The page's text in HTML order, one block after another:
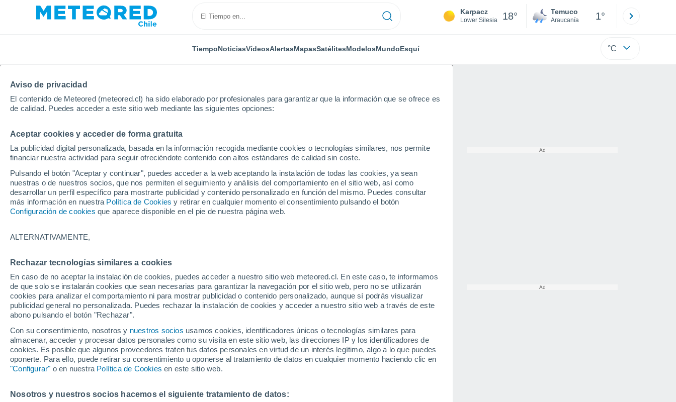
Aviso de privacidad
El contenido de Meteored (meteored.cl) ha sido elaborado por profesionales para garantizar que la información que se ofrece es
de calidad. Puedes acceder a este sitio web mediante las siguientes opciones:
Aceptar cookies y acceder de forma gratuita
La publicidad digital personalizada, basada en la información recogida mediante cookies o tecnologías similares, nos permite
financiar nuestra actividad para seguir ofreciéndote contenido con altos estándares de calidad sin coste.
Pulsando el botón "Aceptar y continuar", puedes acceder a la web aceptando la instalación de todas las cookies, ya sean
nuestras o de nuestros socios, que nos permiten el seguimiento y análisis del comportamiento en el sitio web, así como
desarrollar un perfil específico para mostrarte publicidad y contenido personalizado en función del mismo. Puedes consultar
más información en nuestra Política de Cookies y retirar en cualquier momento el consentimiento pulsando el botón
Configuración de cookies que aparece disponible en el pie de nuestra página web.
ALTERNATIVAMENTE,
Rechazar tecnologías similares a cookies
En caso de no aceptar la instalación de cookies, puedes acceder a nuestro sitio web meteored.cl. En este caso, te informamos
de que solo se instalarán cookies que sean necesarias para garantizar la navegación por el sitio web, pero no se utilizarán
cookies para analizar el comportamiento ni para mostrar publicidad o contenido personalizado, aunque sí podrás visualizar
publicidad general no personalizada. Puedes rechazar la instalación de cookies y acceder a nuestro sitio web a través de este
abono pulsando el botón "Rechazar".
Con su consentimiento, nosotros y nuestros socios usamos cookies, identificadores únicos o tecnologías similares para
almacenar, acceder y procesar datos personales como su visita en este sitio web, las direcciones IP y los identificadores de
cookies. Es posible que algunos proveedores traten tus datos personales en virtud de un interés legítimo, algo a lo que puedes
oponerte. Para ello, puede retirar su consentimiento u oponerse al tratamiento de datos en cualquier momento haciendo clic en
"Configurar" o en nuestra Política de Cookies en este sitio web.
Nosotros y nuestros socios hacemos el siguiente tratamiento de datos:
Karpacz
Lower Silesia 18° Temuco
Araucanía 1°
TiempoNoticiasVídeosAlertasMapasSatélitesModelosMundoEsquí °C
Inicio Polonia Baja Silesia Karpacz
Karpacz - Pod Wangiem
26/12/2026
Hoy
8 Ago
Mañana
9 Ago
Lunes
10 Ago
Parte de nieve hoy
Pistas por dificultad - 1 - -
Kilómetros esquiables 0 / 0
Espesor de nieve en la base
Espesor de nieve en la parte superior -